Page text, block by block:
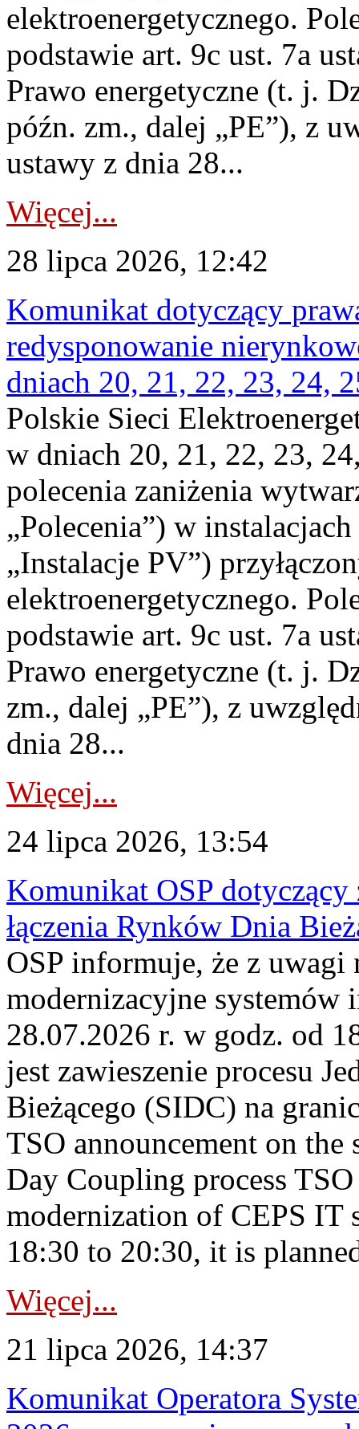
elektroenergetycznego.
podstawie art. 9c ust. 7a
Prawo energetyczne (t. j.
późn. zm., dalej „PE”), z
ustawy z dnia 28...
Więcej...
28 lipca 2026, 12:42
Komunikat dotyczący
redysponowanie
dniach 20, 21, 22, 23, 24,
Polskie Sieci
w dniach 20, 21, 22, 23,
polecenia zaniżenia
„Polecenia”) w
„Instalacje PV”)
elektroenergetycznego.
podstawie art. 9c ust. 7a
Prawo energetyczne (t. j.
zm., dalej „PE”), z
dnia 28...
Więcej...
24 lipca 2026, 13:54
Komunikat OSP dotyczący
łączenia Rynków Dnia
OSP informuje, że z uwagi
modernizacyjne
28.07.2026 r. w godz. od
jest zawieszenie procesu
Bieżącego (SIDC) na
TSO announcement on
Day Coupling process
modernization of CEPS IT
18:30 to 20:30, it is
Więcej...
21 lipca 2026, 14:37
Komunikat Operatora